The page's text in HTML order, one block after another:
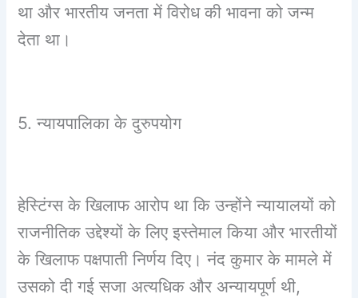
था और भारतीय जनता में विरोध की भावना को जन्म
देता था।
5. न्यायपालिका के दुरुपयोग
हेस्टिंग्स के खिलाफ आरोप था कि उन्होंने न्यायालयों को
राजनीतिक उद्देश्यों के लिए इस्तेमाल किया और भारतीयों
के खिलाफ पक्षपाती निर्णय दिए। नंद कुमार के मामले में
उसको दी गई सजा अत्यधिक और अन्यायपूर्ण थी,